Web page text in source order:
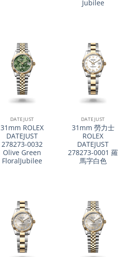
Jubilee
DATEJUST
31mm ROLEX
DATEJUST
278273-0032
Olive Green
FloralJubilee
DATEJUST
31mm 勞力士
ROLEX
DATEJUST
278273-0001 羅
馬字白色